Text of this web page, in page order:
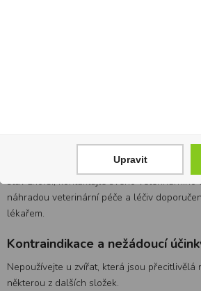
vyhledat odborné ošetření u veterinárního
Pokud nedochází ke zlepšení zdravotního
stav zhorší, kontaktujte svého veterinárního
náhradou veterinární péče a léčiv
lékařem.
Kontraindikace a nežádoucí
Nepoužívejte u zvířat, která jsou přecitlivělá
některou z dalších složek.
Upravit